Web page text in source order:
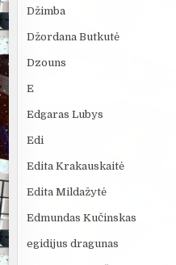
Džimba
Džordana Butkutė
Dzouns
E
Edgaras Lubys
Edi
Edita Krakauskaitė
Edita Mildažytė
Edmundas Kučinskas
egidijus dragunas